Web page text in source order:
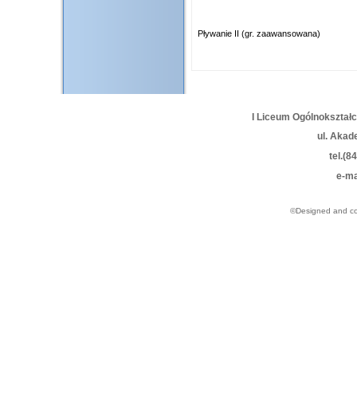
Pływanie II (gr. zaawansowana)
I Liceum
ul.
e-
©Designed and